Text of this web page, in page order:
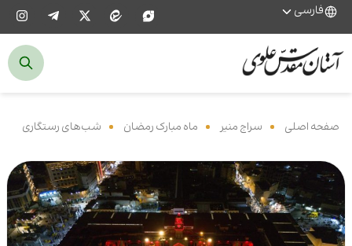
فارسی
صفحه اصلی سراج منیر ماه مبارک رمضان شب‌های رستگاری